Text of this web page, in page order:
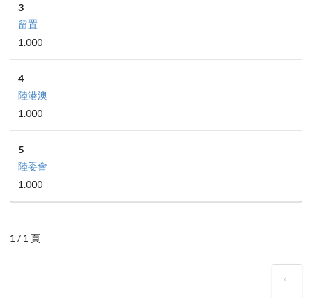
3
留置
1.000
4
陸港澳
1.000
5
陸委會
1.000
1 / 1 頁
‹